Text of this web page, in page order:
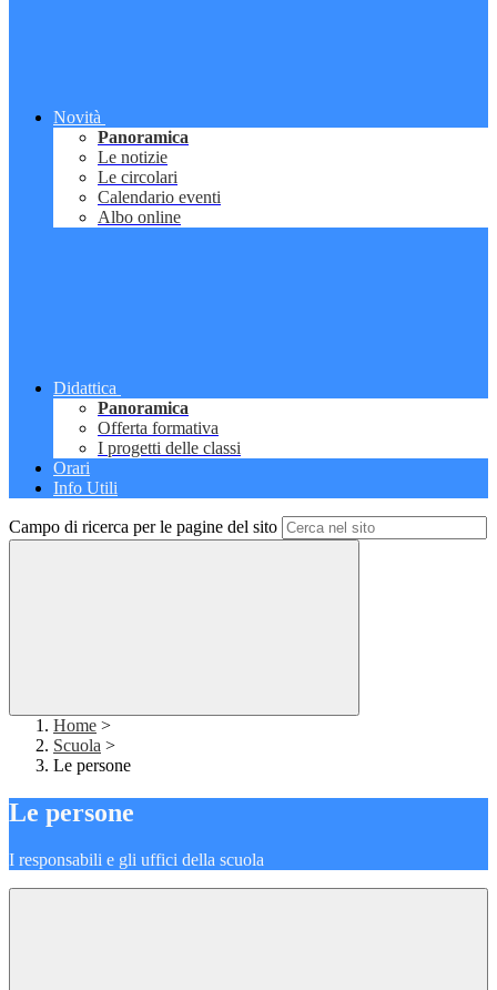
Novità
Panoramica
Le notizie
Le circolari
Calendario eventi
Albo online
Didattica
Panoramica
Offerta formativa
I progetti delle classi
Orari
Info Utili
Campo di ricerca per le pagine del sito
Home >
Scuola >
Le persone
Le persone
I responsabili e gli uffici della scuola